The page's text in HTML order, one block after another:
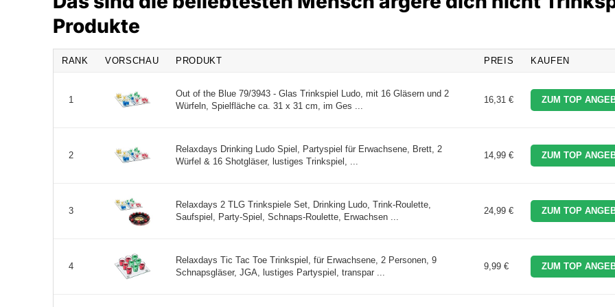
Produkte
RANK VORSCHAU PRODUKT PREIS KAUFEN
1
Out of the Blue 79/3943 - Glas Trinkspiel Ludo, mit 16 Gläsern und 2
Würfeln, Spielfläche ca. 31 x 31 cm, im Ges ...
16,31 € ZUM TOP
2
Relaxdays Drinking Ludo Spiel, Partyspiel für Erwachsene, Brett, 2
Würfel & 16 Shotgläser, lustiges Trinkspiel, ...
14,99 € ZUM TOP
3
Relaxdays 2 TLG Trinkspiele Set, Drinking Ludo, Trink-Roulette,
Saufspiel, Party-Spiel, Schnaps-Roulette, Erwachsen ...
24,99 € ZUM TOP
4
Relaxdays Tic Tac Toe Trinkspiel, für Erwachsene, 2 Personen, 9
Schnapsgläser, JGA, lustiges Partyspiel, transpar ...
9,99 € ZUM TOP